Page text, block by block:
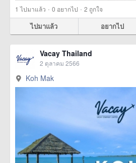
1 ไปมาแล้ว · 0 อยากไป · 2 ถูกใจ
ไปมาแล้ว อยากไป
Vacay Thailand
2 ตุลาคม 2566
Koh Mak